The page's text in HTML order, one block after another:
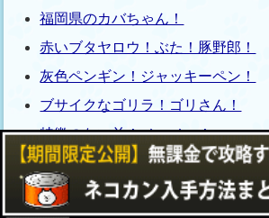
福岡県のカバちゃん！
赤いブタヤロウ！ぶた！豚野郎！
灰色ペンギン！ジャッキーペン！
ブサイクなゴリラ！ゴリさん！
特徴のない羊！メェメェ！
都道府県別攻略
九州地方